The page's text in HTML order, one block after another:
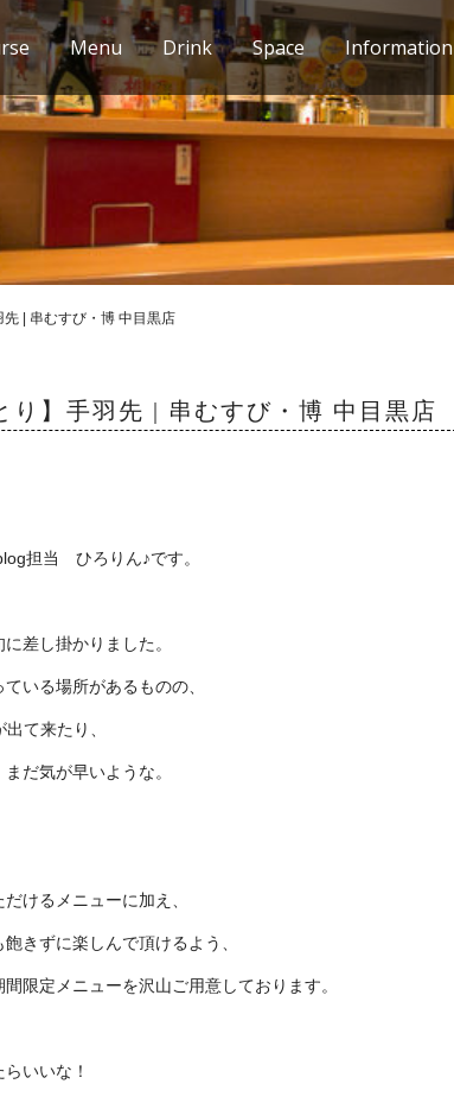
Menu Drink Space Information
先 | 串むすび・博 中目黒店
り】手羽先 | 串むすび・博 中目黒店
担当 ひろりん♪です。
差し掛かりました。
いる場所があるものの、
て来たり、
だ気が早いような。
けるメニューに加え、
きずに楽しんで頂けるよう、
限定メニューを沢山ご用意しております。
いいな！